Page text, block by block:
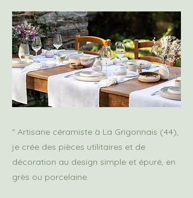
" Artisane céramiste à La Grigonnais (44),
je crée des pièces utilitaires et de
décoration au design simple et épuré, en
grès ou porcelaine.